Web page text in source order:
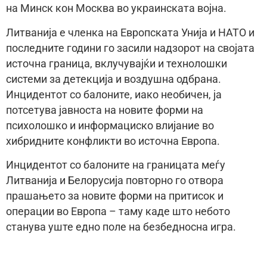
на Минск кон Москва во украинската војна.
Литванија е членка на Европската Унија и НАТО и
последните години го засили надзорот на својата
источна граница, вклучувајќи и технолошки
системи за детекција и воздушна одбрана.
Инцидентот со балоните, иако необичен, ја
потсетува јавноста на новите форми на
психолошко и информациско влијание во
хибридните конфликти во источна Европа.
Инцидентот со балоните на границата меѓу
Литванија и Белорусија повторно го отвора
прашањето за новите форми на притисок и
операции во Европа – таму каде што небото
станува уште едно поле на безбедносна игра.